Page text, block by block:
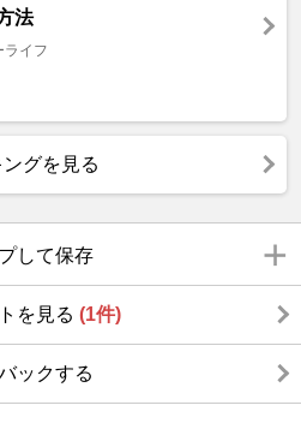
法
ライフ
グを見る
して保存
を見る (1件)
ックする